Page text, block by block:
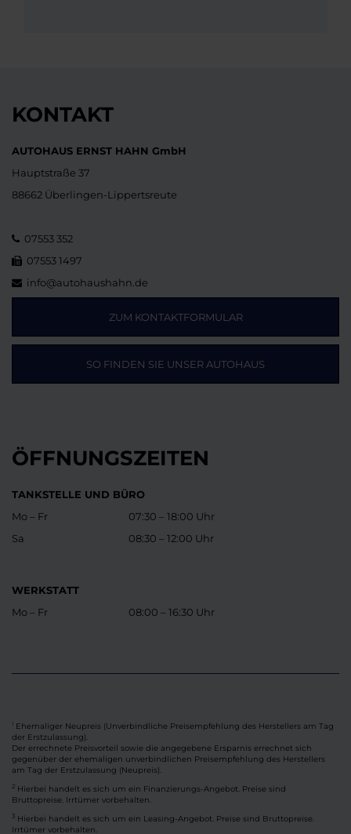
KONTAKT
AUTOHAUS ERNST HAHN GmbH
Hauptstraße 37
88662 Überlingen-Lippertsreute
07553 352
07553 1497
info@autohaushahn.de
ZUM KONTAKTFORMULAR
SO FINDEN SIE UNSER AUTOHAUS
ÖFFNUNGSZEITEN
TANKSTELLE UND BÜRO
Mo – Fr
Sa
07:30 – 18:00 Uhr
08:30 – 12:00 Uhr
WERKSTATT
Mo – Fr
08:00 – 16:30 Uhr
Ehemaliger Neupreis (Unverbindliche Preisempfehlung des Herstellers am Tag
der Erstzulassung).
Der errechnete Preisvorteil sowie die angegebene Ersparnis errechnet sich
gegenüber der ehemaligen unverbindlichen Preisempfehlung des Herstellers
am Tag der Erstzulassung (Neupreis).
2 Hierbei handelt es sich um ein Finanzierungs-Angebot. Preise sind
Bruttopreise. Irrtümer vorbehalten.
3 Hierbei handelt es sich um ein Leasing-Angebot. Preise sind Bruttopreise.
Irrtümer vorbehalten.